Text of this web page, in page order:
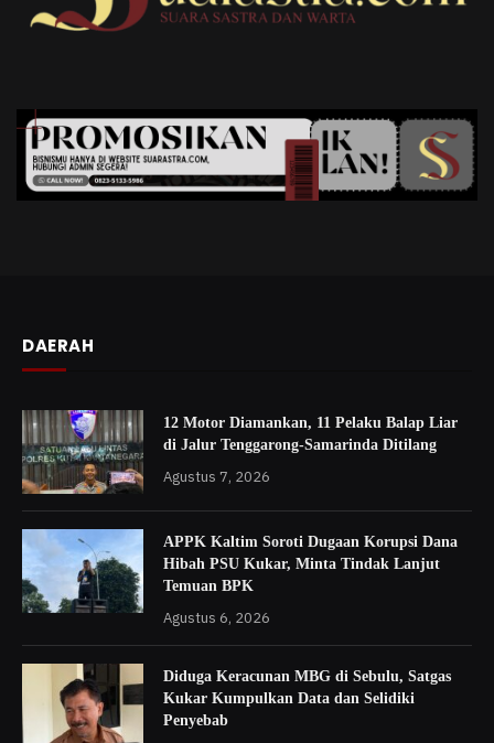
DAERAH
12 Motor Diamankan, 11 Pelaku Balap Liar
di Jalur Tenggarong-Samarinda Ditilang
Agustus 7, 2026
APPK Kaltim Soroti Dugaan Korupsi Dana
Hibah PSU Kukar, Minta Tindak Lanjut
Temuan BPK
Agustus 6, 2026
Diduga Keracunan MBG di Sebulu, Satgas
Kukar Kumpulkan Data dan Selidiki
Penyebab